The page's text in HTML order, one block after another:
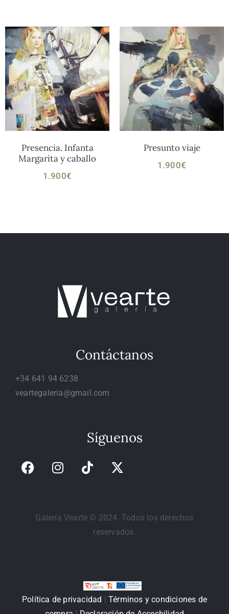
Presencia. Infanta
Margarita y caballo
1.900€
Presunto viaje
1.900€
Contáctanos
+34 641 94 6238
veartegaleria@gmail.com
Síguenos
Galería Vearte © 2024. Todos los derechos
reservados.
Política de privacidad
Términos y condiciones de